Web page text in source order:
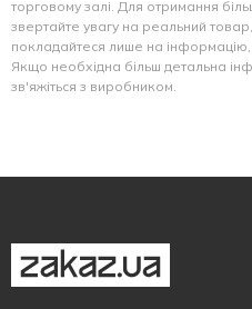
торговому залі. Для отримання
звертайте увагу на реальний
покладайтеся лише на
Якщо необхідна більш детальна
зв'яжіться з виробником.